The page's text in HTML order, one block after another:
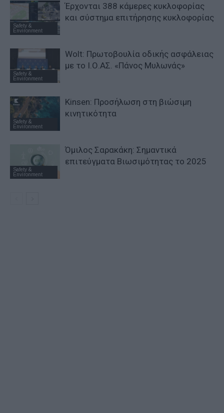
Safety &
Environment
Έρχονται 388 κάμερες κυκλοφορίας
και σύστημα επιτήρησης κυκλοφορίας
Safety &
Environment
Wolt: Πρωτοβουλία οδικής ασφάλειας
με το Ι.Ο.ΑΣ. «Πάνος Μυλωνάς»
Safety &
Environment
Kinsen: Προσήλωση στη βιώσιμη
κινητικότητα
Safety &
Environment
Όμιλος Σαρακάκη: Σημαντικά
επιτεύγματα Βιωσιμότητας το 2025